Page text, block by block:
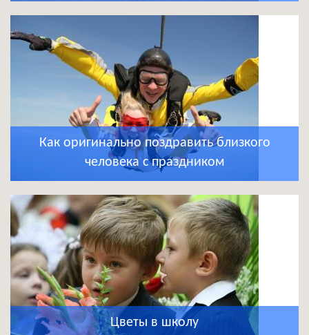
Как оригинально поздравить близкого
человека с праздником
Цветы в школу